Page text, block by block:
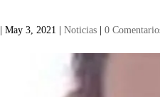
|May 3, 2021 |Noticias |0